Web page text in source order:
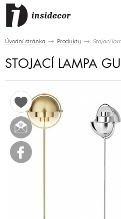
Úvodní stránka Produkty Stojací
STOJACÍ LAMPA